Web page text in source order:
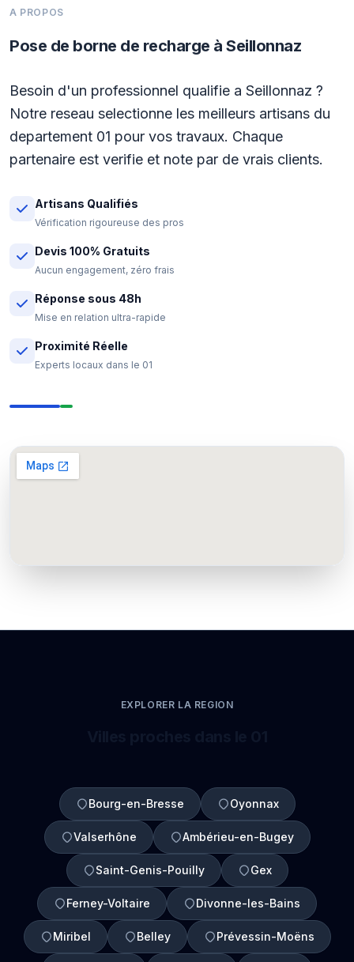
A PROPOS
Pose de borne de recharge à Seillonnaz
Besoin d'un professionnel qualifie a Seillonnaz ?
Notre reseau selectionne les meilleurs artisans du
departement 01 pour vos travaux. Chaque
partenaire est verifie et note par de vrais clients.
Artisans Qualifiés
Vérification rigoureuse des pros
Devis 100% Gratuits
Aucun engagement, zéro frais
Réponse sous 48h
Mise en relation ultra-rapide
Proximité Réelle
Experts locaux dans le 01
EXPLORER LA REGION
Bourg-en-Bresse Oyonnax
Valserhône Ambérieu-en-Bugey
Saint-Genis-Pouilly Gex
Ferney-Voltaire Divonne-les-Bains
Miribel Belley Prévessin-Moëns